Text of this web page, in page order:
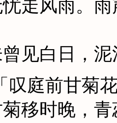
风雨。雨
白日，泥
叹庭前甘菊
时晚，青